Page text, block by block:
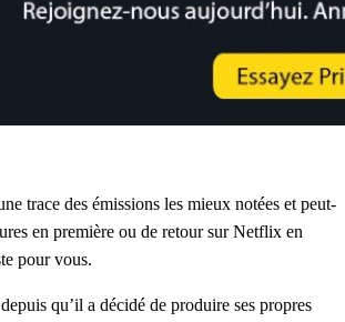
trace des émissions les mieux notées et peut-
en première ou de retour sur Netflix en
pour vous.
qu’il a décidé de produire ses propres